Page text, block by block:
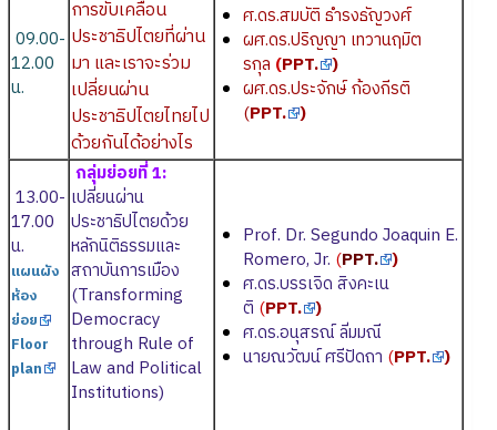
09.00-
12.00
น.
การขับเคลื่อน
ประชาธิปไตยที่ผ่าน
มา และเราจะร่วม
เปลี่ยนผ่าน
ประชาธิปไตยไทยไป
ด้วยกันได้อย่างไร
ศ.ดร.สมบัติ ธำรงธัญวงศ์
ผศ.ดร.ปริญญา เทวานฤมิต
รกุล (PPT. )
ผศ.ดร.ประจักษ์ ก้องกีรติ
(PPT. )
13.00-
17.00
น.
แผนผัง
ห้อง
ย่อย
Floor
plan
กลุ่มย่อยที่ 1:
เปลี่ยนผ่าน
ประชาธิปไตยด้วย
หลักนิติธรรมและ
สถาบันการเมือง
(Transforming
Democracy
through Rule of
Law and Political
Institutions)
Prof. Dr. Segundo Joaquin E.
Romero, Jr. (PPT. )
ศ.ดร.บรรเจิด สิงคะเน
ติ (PPT. )
ศ.ดร.อนุสรณ์ ลิ่มมณี
นายณวัฒน์ ศรีปัดถา (PPT. )